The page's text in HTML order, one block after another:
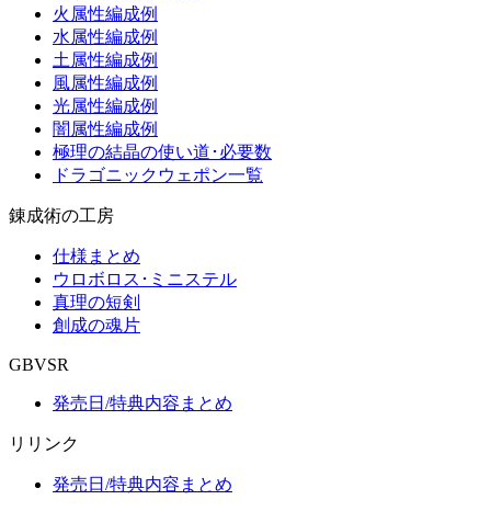
火属性編成例
水属性編成例
土属性編成例
風属性編成例
光属性編成例
闇属性編成例
極理の結晶の使い道･必要数
ドラゴニックウェポン一覧
錬成術の工房
仕様まとめ
ウロボロス･ミニステル
真理の短剣
創成の魂片
GBVSR
発売日/特典内容まとめ
リリンク
発売日/特典内容まとめ